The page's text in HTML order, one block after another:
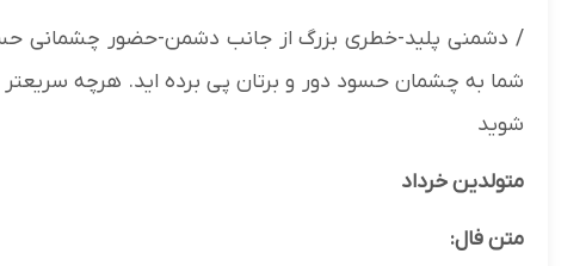
/ دشمنی پلید-خطری بزرگ از جانب دشمن-حضور چشمانی
شما به چشمان حسود دور و برتان پی برده اید. هرچه سریعتر
شوید
متولدین خرداد
متن فال: